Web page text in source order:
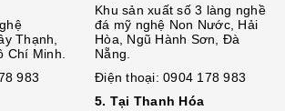
Thạnh,
Chí Minh.
983
Khu sản xuất số 3 làng nghề
đá mỹ nghệ Non Nước, Hải
Hòa, Ngũ Hành Sơn, Đà
Nẵng.
Điện thoại: 0904 178 983
5. Tại Thanh Hóa